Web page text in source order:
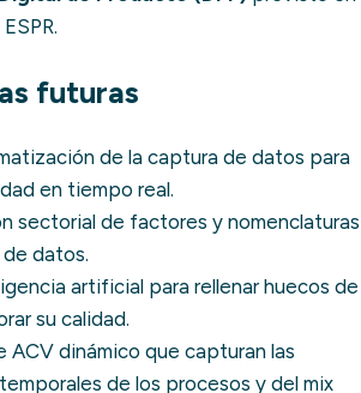
.
futuras
de la captura de datos para
en tiempo real.
sectorial de factores y nomenclaturas
datos.
artificial para rellenar huecos de
su calidad.
ACV dinámico que capturan las
de los procesos y del mix